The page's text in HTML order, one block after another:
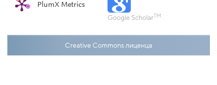
PlumX Metrics
Google ScholarTM
Creative Commons лиценца